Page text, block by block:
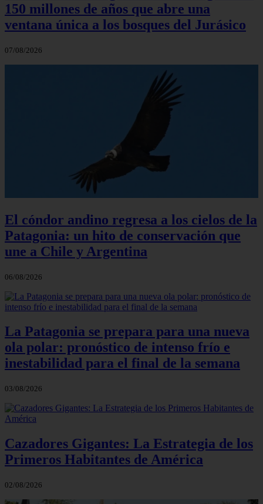
150 millones de años que abre una
ventana única a los bosques del Jurásico
07/08/2026
El cóndor andino regresa a los cielos de la
Patagonia: un hito de conservación que
une a Chile y Argentina
06/08/2026
La Patagonia se prepara para una nueva
ola polar: pronóstico de intenso frío e
inestabilidad para el final de la semana
03/08/2026
Cazadores Gigantes: La Estrategia de los
Primeros Habitantes de América
02/08/2026